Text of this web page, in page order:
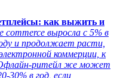
как выжить и
commerce выросла с 5% в
и продолжает расти,
коммерции, к
Офлайн-ритейл же может
30% в год, если